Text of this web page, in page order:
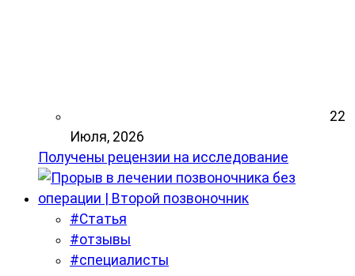
22
Июля, 2026
Получены рецензии на исследование
#Статья
#отзывы
#специалисты